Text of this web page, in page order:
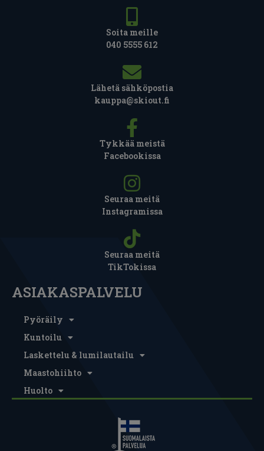
Soita meille
040 5555 612
Lähetä sähköpostia
kauppa@skiout.fi
Tykkää meistä
Facebookissa
Seuraa meitä
Instagramissa
Seuraa meitä
TikTokissa
ASIAKASPALVELU
Pyöräily
Kuntoilu
Laskettelu & lumilautailu
Maastohiihto
Huolto